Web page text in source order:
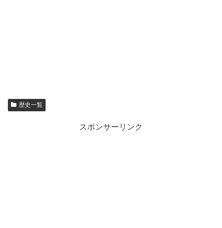
歴史一覧
スポンサーリンク